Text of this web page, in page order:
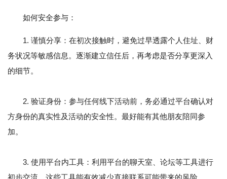
如何安全参与：
1. 谨慎分享：在初次接触时，避免过早透露个人住址、财
务状况等敏感信息。逐渐建立信任后，再考虑是否分享更深入
的细节。
2. 验证身份：参与任何线下活动前，务必通过平台确认对
方身份的真实性及活动的安全性。最好能有其他朋友陪同参
加。
3. 使用平台内工具：利用平台的聊天室、论坛等工具进行
初步交流，这些工具能有效减少直接联系可能带来的风险。